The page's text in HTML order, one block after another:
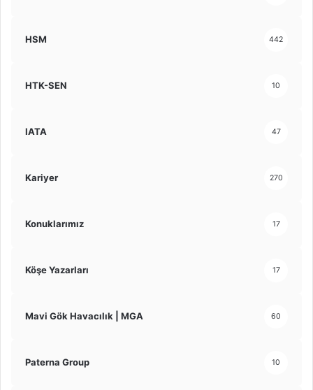
HSM 442
HTK-SEN 10
IATA 47
Kariyer 270
Konuklarımız 17
Köşe Yazarları 17
Mavi Gök Havacılık | MGA 60
Paterna Group 10